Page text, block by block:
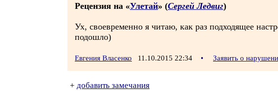
Рецензия на «Улетай» (Сергей Ледвиг)
Ух, своевременно я читаю, как раз подходящее
подошло)
Евгения Власенко 11.10.2015 22:34 • Заявить о
+ добавить замечания